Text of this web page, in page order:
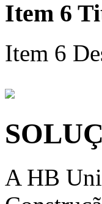
Item 6
Item 6
A HB